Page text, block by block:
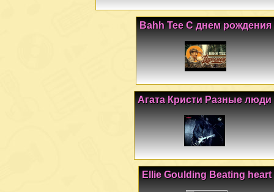
Bahh Tee С днем рождения
Агата Кристи Разные люди
Ellie Goulding Beating heart